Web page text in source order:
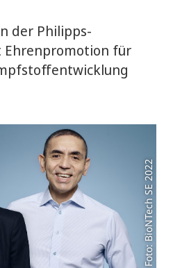
der Philipps-
für
Foto: BioNTech SE 2022